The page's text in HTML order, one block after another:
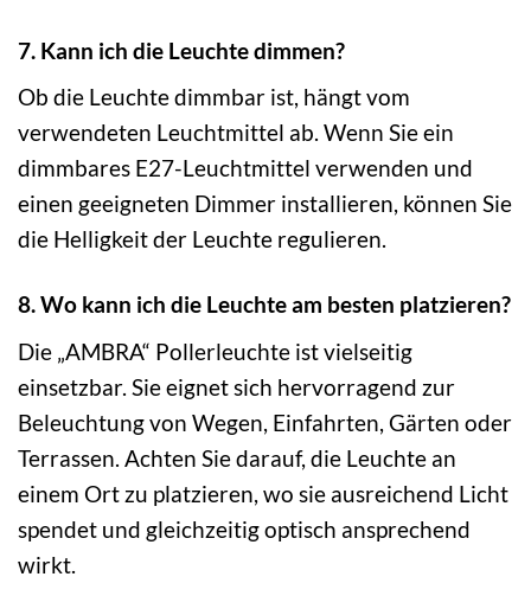
7. Kann ich die Leuchte dimmen?
Ob die Leuchte dimmbar ist, hängt vom
verwendeten Leuchtmittel ab. Wenn Sie ein
dimmbares E27-Leuchtmittel verwenden und
einen geeigneten Dimmer installieren, können Sie
die Helligkeit der Leuchte regulieren.
8. Wo kann ich die Leuchte am besten platzieren?
Die „AMBRA“ Pollerleuchte ist vielseitig
einsetzbar. Sie eignet sich hervorragend zur
Beleuchtung von Wegen, Einfahrten, Gärten oder
Terrassen. Achten Sie darauf, die Leuchte an
einem Ort zu platzieren, wo sie ausreichend Licht
spendet und gleichzeitig optisch ansprechend
wirkt.